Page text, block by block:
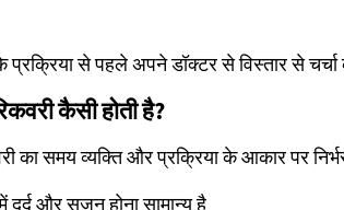
प्रक्रिया से पहले अपने डॉक्टर से विस्तार से
कैसी होती है?
का समय व्यक्ति और प्रक्रिया के आकार पर
और सूजन होना सामान्य है